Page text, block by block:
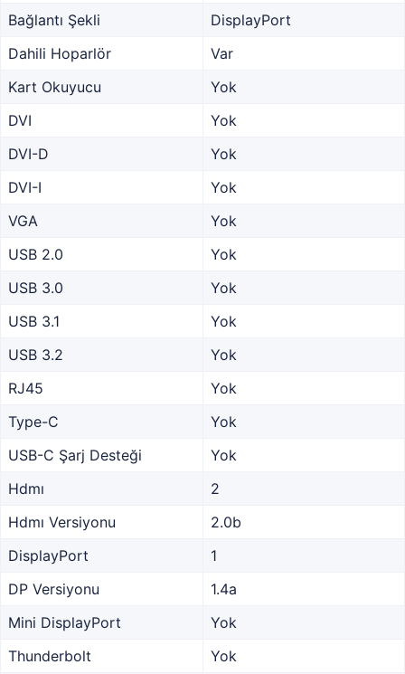
Bağlantı Şekli
DisplayPort
Dahili Hoparlör
Var
Kart Okuyucu
Yok
DVI
Yok
DVI-D
Yok
DVI-I
Yok
VGA
Yok
USB 2.0
Yok
USB 3.0
Yok
USB 3.1
Yok
USB 3.2
Yok
RJ45
Yok
Type-C
Yok
USB-C Şarj Desteği
Yok
Hdmı
2
Hdmı Versiyonu
2.0b
DisplayPort
1
DP Versiyonu
1.4a
Mini DisplayPort
Yok
Thunderbolt
Yok